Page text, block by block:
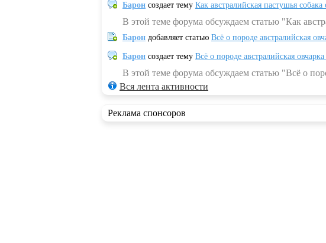
Барон создает тему Как австралийская пастушья
В этой теме форума обсуждаем статью "Как
Барон добавляет статью Всё о породе австралийская
Барон создает тему Всё о породе австралийская овчарка
В этой теме форума обсуждаем статью "Всё о
Вся лента активности
Реклама спонсоров